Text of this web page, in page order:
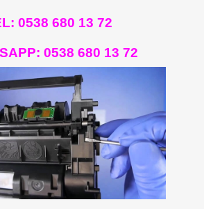
0538 680 13 72
0538 680 13 72